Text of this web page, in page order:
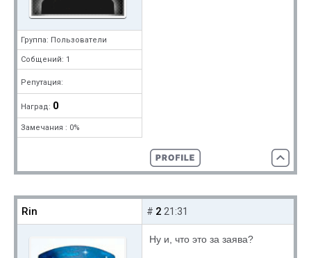
Группа: Пользователи
Собщений: 1
Репутация:
Наград: 0
Замечания : 0%
Rin # 2 21:31
Ну и, что это за заява?